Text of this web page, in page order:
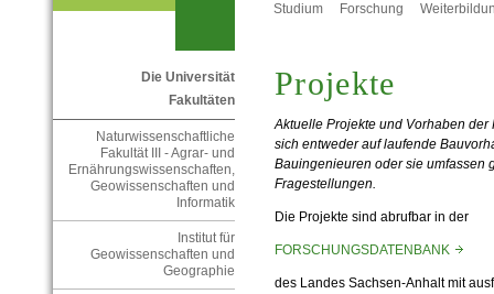
Studium Forschung
Die Universität
Fakultäten
Naturwissenschaftliche
Fakultät III - Agrar- und
Ernährungswissenschaften,
Geowissenschaften und
Informatik
Institut für
Geowissenschaften und
Geographie
Projekte
Aktuelle Projekte und Vorhaben
sich entweder auf laufende
Bauingenieuren oder sie umfassen
Fragestellungen.
Die Projekte sind abrufbar in der
FORSCHUNGSDATENBANK
des Landes Sachsen-Anhalt mit